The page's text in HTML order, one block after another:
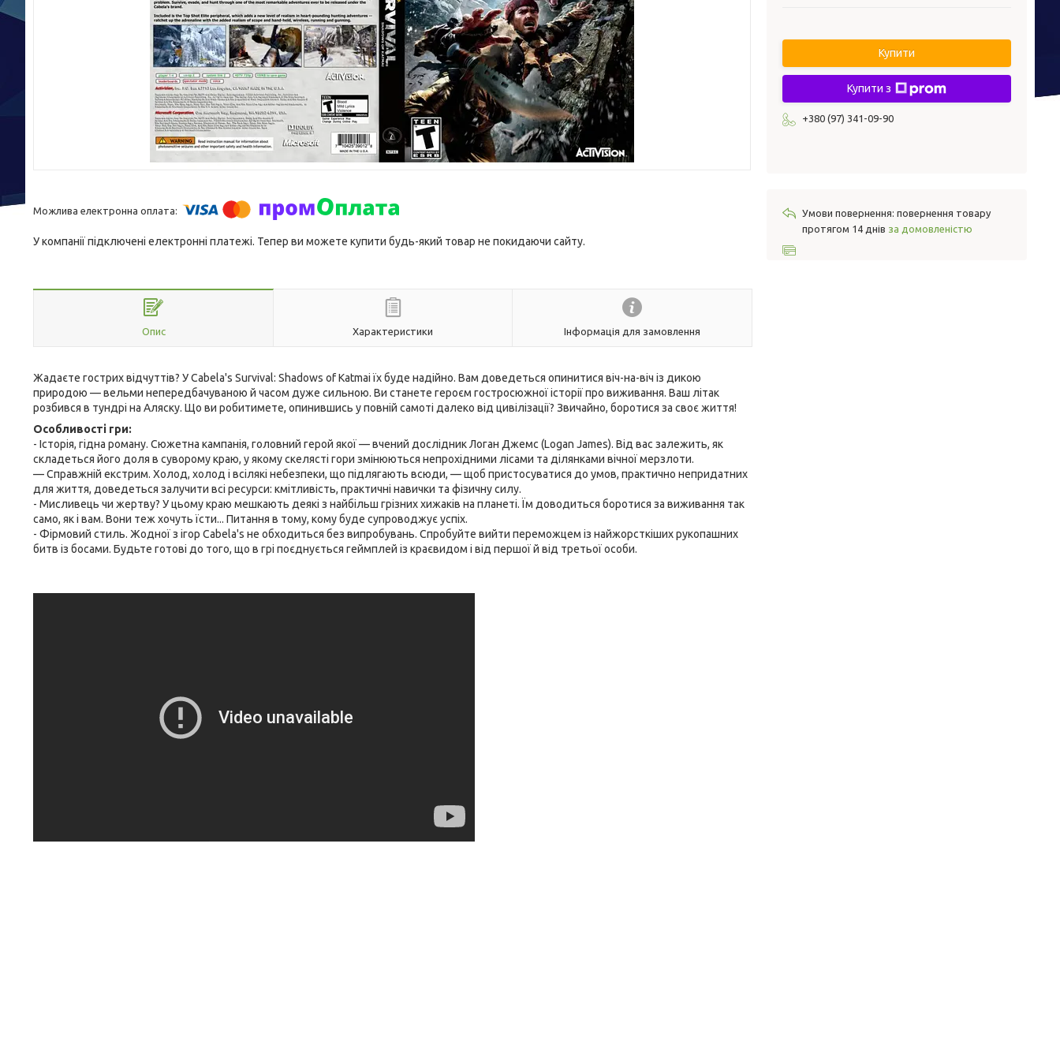
У компанії підключені електронні платежі. Тепер ви можете купити будь-який товар не покидаючи сайту.
Опис Характеристики Інформація для замовлення
Жадаєте гострих відчуттів? У Cabela's Survival: Shadows of Katmai їх буде надійно. Вам доведеться опинитися віч-на-віч із дикою
природою — вельми непередбачуваною й часом дуже сильною. Ви станете героєм гостросюжної історії про виживання. Ваш літак
розбився в тундрі на Аляску. Що ви робитимете, опинившись у повній самоті далеко від цивілізації? Звичайно, боротися за своє життя!
Особливості гри:
- Історія, гідна роману. Сюжетна кампанія, головний герой якої — вчений дослідник Логан Джемс (Logan James). Від вас залежить, як
складеться його доля в суворому краю, у якому скелясті гори змінюються непрохідними лісами та ділянками вічної мерзлоти.
— Справжній екстрим. Холод, холод і всілякі небезпеки, що підлягають всюди, — щоб пристосуватися до умов, практично непридатних
для життя, доведеться залучити всі ресурси: кмітливість, практичні навички та фізичну силу.
- Мисливець чи жертву? У цьому краю мешкають деякі з найбільш грізних хижаків на планеті. Їм доводиться боротися за виживання так
само, як і вам. Вони теж хочуть їсти... Питання в тому, кому буде супроводжує успіх.
- Фірмовий стиль. Жодної з ігор Cabela's не обходиться без випробувань. Спробуйте вийти переможцем із найжорсткіших рукопашних
битв із босами. Будьте готові до того, що в грі поєднується геймплей із краєвидом і від першої й від третьої особи.
Купити
Купити з
+380 (97) 341-09-90
повернення товару
протягом 14 днів за домовленістю